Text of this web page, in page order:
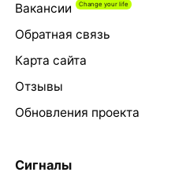
Вакансии
Обратная связь
Карта сайта
Отзывы
Обновления проекта
Сигналы